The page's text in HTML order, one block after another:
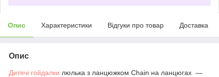
Опис Характеристики Відгуки про товар Доставка
Опис
Дитячі гойдалки люлька з ланцюжком Chain на ланцюгах —